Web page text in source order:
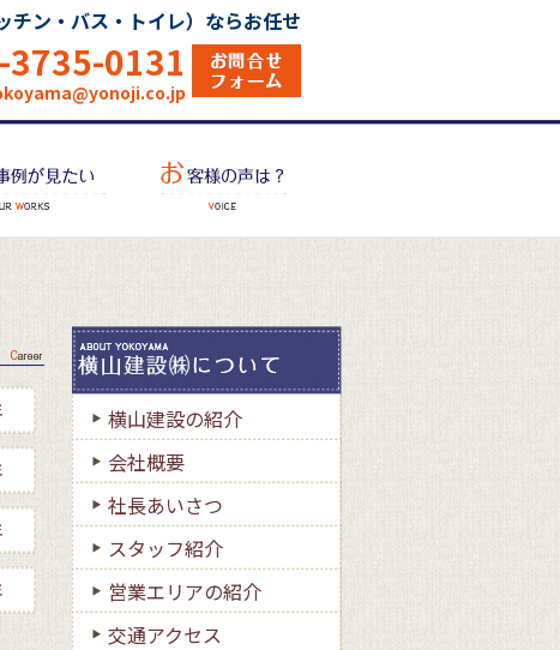
チン・バス・トイレ）ならお任せ
3735-0131
横山建設の紹介
会社概要
社長あいさつ
スタッフ紹介
営業エリアの紹介
交通アクセス